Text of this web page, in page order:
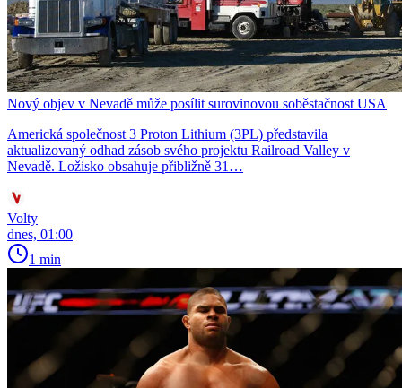
Nový objev v Nevadě může posílit surovinovou soběstačnost USA
Americká společnost 3 Proton Lithium (3PL) představila
aktualizovaný odhad zásob svého projektu Railroad Valley v
Nevadě. Ložisko obsahuje přibližně 31…
Volty
dnes, 01:00
1 min